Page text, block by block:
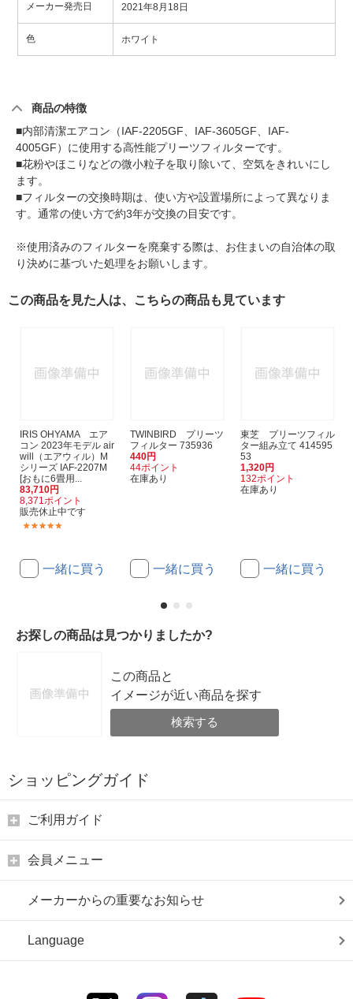
メーカー発売日 2021年8月18日
色 ホワイト
商品の特徴
■内部清潔エアコン（IAF-2205GF、IAF-3605GF、IAF-
4005GF）に使用する高性能プリーツフィルターです。
■花粉やほこりなどの微小粒子を取り除いて、空気をきれいにし
ます。
■フィルターの交換時期は、使い方や設置場所によって異なりま
す。通常の使い方で約3年が交換の目安です。
※使用済みのフィルターを廃棄する際は、お住まいの自治体の取
り決めに基づいた処理をお願いします。
この商品を見た人は、こちらの商品も見ています
IRIS OHYAMA エア
コン 2023年モデル air
will（エアウィル）M
シリーズ IAF-2207M
[おもに6畳用...
83,710円
8,371ポイント
販売休止中です
一緒に買う
TWINBIRD プリーツ
フィルター 735936
440円
44ポイント
在庫あり
一緒に買う
東芝 プリーツフィル
ター組み立て 414595
53
1,320円
132ポイント
在庫あり
一緒に買う
お探しの商品は見つかりましたか?
この商品と
イメージが近い商品を探す
検索する
ショッピングガイド
ご利用ガイド
会員メニュー
メーカーからの重要なお知らせ
Language